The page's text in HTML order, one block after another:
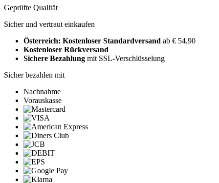
Geprüfte Qualität
Sicher und vertraut einkaufen
Österreich: Kostenloser Standardversand ab € 54,90
Kostenloser Rückversand
Sichere Bezahlung mit SSL-Verschlüsselung
Sicher bezahlen mit
Nachnahme
Vorauskasse